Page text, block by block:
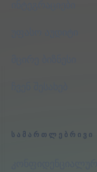
ᲡᲐᲛᲐᲠᲗᲚᲔᲑᲠᲘᲕᲘ